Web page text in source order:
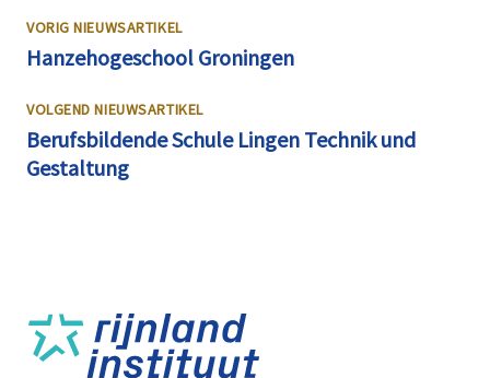
VORIG NIEUWSARTIKEL
Hanzehogeschool Groningen
VOLGEND NIEUWSARTIKEL
Berufsbildende Schule Lingen Technik und
Gestaltung